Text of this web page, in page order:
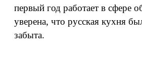
первый год работает в сфере
уверена, что русская кухня
забыта.